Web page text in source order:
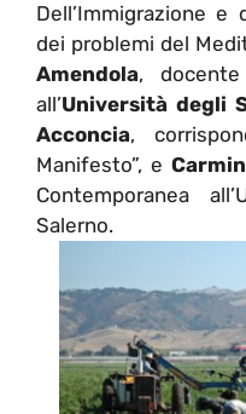
Dell’Immigrazione e
dei problemi del
Amendola,
all’Università degli
Acconcia,
Manifesto”, e
Contemporanea
Salerno.